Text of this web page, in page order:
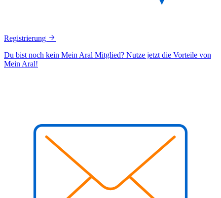
Registrierung
Du bist noch kein Mein Aral Mitglied? Nutze jetzt die Vorteile von
Mein Aral!